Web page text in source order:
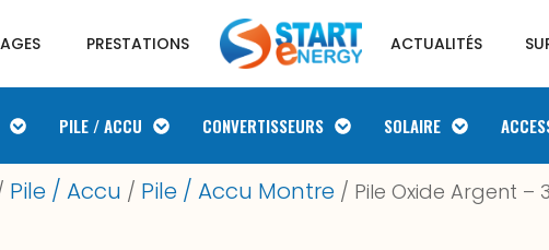
PRESTATIONS ACTUALITÉS
PILE / ACCU CONVERTISSEURS SOLAIRE
Pile / Accu / Pile / Accu Montre/ Pile Oxide Argent –